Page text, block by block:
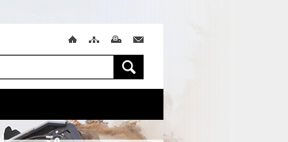
Ú M T M
H